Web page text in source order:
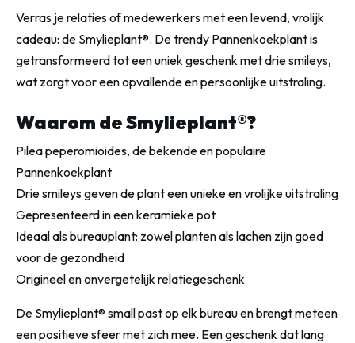
Verras je relaties of medewerkers met een levend, vrolijk
cadeau: de Smylieplant®. De trendy Pannenkoekplant is
getransformeerd tot een uniek geschenk met drie smileys,
wat zorgt voor een opvallende en persoonlijke uitstraling.
Waarom de Smylieplant®?
Pilea peperomioides, de bekende en populaire
Pannenkoekplant
Drie smileys geven de plant een unieke en vrolijke uitstraling
Gepresenteerd in een keramieke pot
Ideaal als bureauplant: zowel planten als lachen zijn goed
voor de gezondheid
Origineel en onvergetelijk relatiegeschenk
De Smylieplant® small past op elk bureau en brengt meteen
een positieve sfeer met zich mee. Een geschenk dat lang